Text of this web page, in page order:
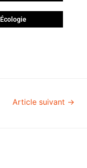
Écologie
Article suivant →